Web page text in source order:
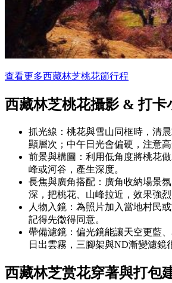
查看更多西藏林芝桃花節行程
西藏林芝桃花攝影 & 打卡
抓光線：桃花與雪山同框時，清
顯層次；中午日光會偏硬，注意高
前景與構圖：利用低角度將桃花
峰或河谷，產生深度。
長焦與廣角搭配：廣角收納場景
深，把桃花、山峰拉近，效果強烈
人物入鏡：為照片加入當地村民
記得先徵得同意。
帶備濾鏡：偏光鏡能讓天空更藍
日出雲霧，三腳架與ND漸變濾鏡
西藏林芝赏花穿著與打包